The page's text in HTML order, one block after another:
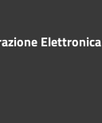
Elettronica